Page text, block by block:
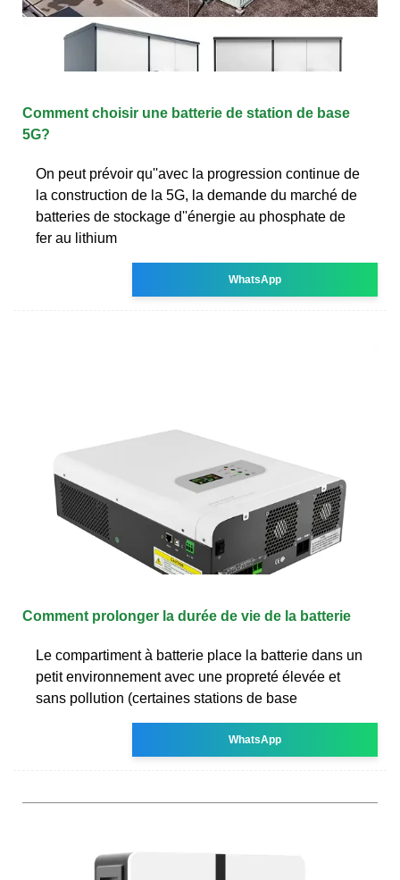
Comment choisir une batterie de station de base
5G?
On peut prévoir qu''avec la progression continue de
la construction de la 5G, la demande du marché de
batteries de stockage d''énergie au phosphate de
fer au lithium
WhatsApp
Comment prolonger la durée de vie de la batterie
Le compartiment à batterie place la batterie dans un
petit environnement avec une propreté élevée et
sans pollution (certaines stations de base
WhatsApp